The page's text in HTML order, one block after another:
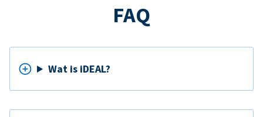
FAQ
Wat is iDEAL?